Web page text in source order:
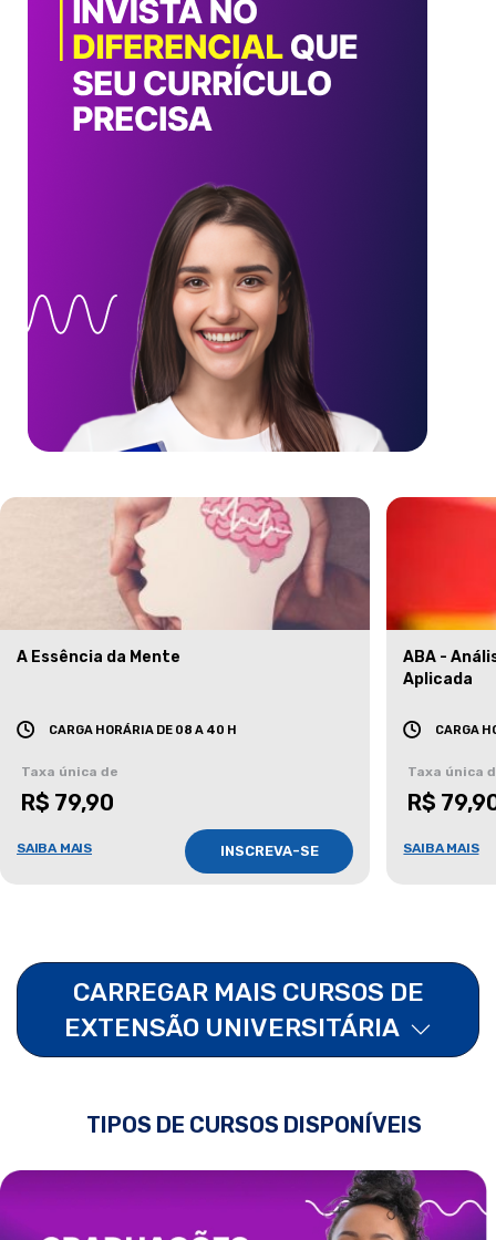
A Essência da Mente
CARGA HORÁRIA DE 08 A 40 H
Taxa única de
R$ 79,90
SAIBA MAIS INSCREVA-SE
ABA -
Aplicada
CARGA
Taxa única
R$
SAIBA MAIS
CARREGAR MAIS CURSOS DE
EXTENSÃO UNIVERSITÁRIA
TIPOS DE CURSOS DISPONÍVEIS